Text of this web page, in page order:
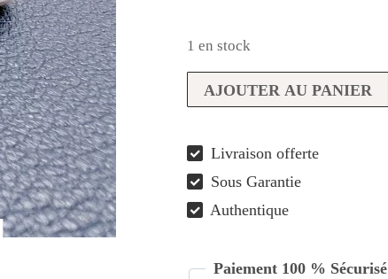
1 en stock
quantité
de
Prisme
d’Améthyste
AJOUTER AU PANIER
Livraison offerte
Sous Garantie
Authentique
Paiement 100 % Sécurisé